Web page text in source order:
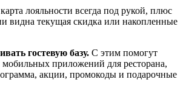
лояльности всегда под рукой, плюс
видна текущая скидка или накопленные
гостевую базу. С этим помогут
приложений для ресторана,
акции, промокоды и подарочные